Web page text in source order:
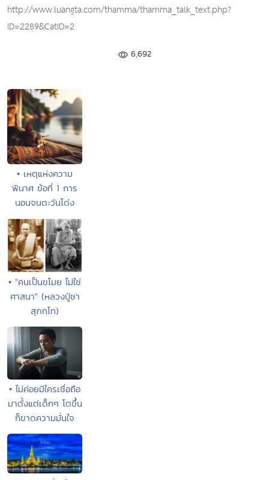
http://www.luangta.com/thamma/thamma_talk_text.php?
ID=2289&CatID=2
6,692
• เหตุแห่งความ
พินาศ ข้อที่ 1 การ
นอนจนตะวันโด่ง
• "คนเป็นขโมย ไม่ใช่
ศาสนา" (หลวงปู่ชา
สุภทฺโท)
• ไม่ค่อยมีใครเชื่อถือ
มาตั้งแต่เด็กๆ โตขึ้น
ก็ขาดความมั่นใจ